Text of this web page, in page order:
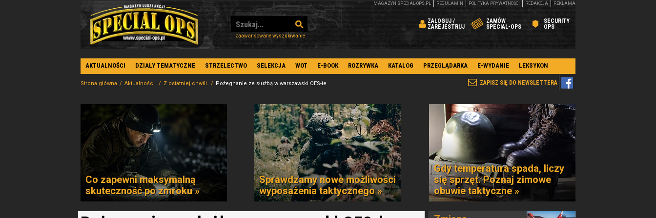
zaawansowane wyszukiwanie
ZALOGUJ /
ZAREJESTRUJ
ZAMÓW
SPECIAL-OPS
SECURITY
OPS
MAGAZYN SPECIAL-OPS.PL REGULAMIN POLITYKA PRYWATNOŚCI REDAKCJA REKLAMA
AKTUALNOŚCI DZIAŁY TEMATYCZNE STRZELECTWO SELEKCJA WOT E-BOOK ROZRYWKA KATALOG PRZEGLĄDARKA E-WYDANIE LEKSYKON
ZAPISZ SIĘ DO NEWSLETTERA
Strona główna Aktualności Z ostatniej chwili Pożegnanie ze służbą w warszawski OES-ie
Co zapewni maksymalną
skuteczność po zmroku »
Sprawdzamy nowe możliwości
wyposażenia taktycznego »
Gdy temperatura spada, liczy
się sprzęt. Poznaj zimowe
obuwie taktyczne »